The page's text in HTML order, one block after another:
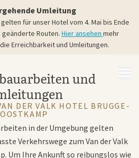
Umleitung
für unser Hotel vom 4. Mai bis Ende
Routen. Hier ansehen mehr
Erreichbarkeit und Umleitungen.
14. August
und
DER VALK HOTEL BRUGGE-
OOSTKAMP
in der Umgebung gelten
Verkehrswege zum Van der Valk
Um Ihre Ankunft so reibungslos wie